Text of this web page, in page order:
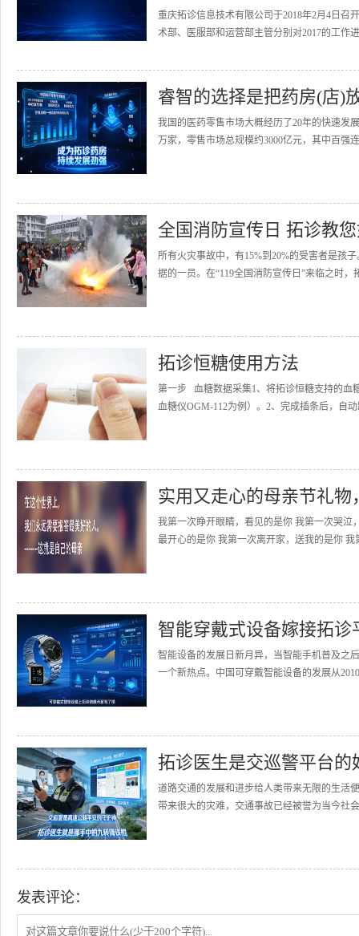
重庆拓诊信息技术有限公司于2018年2月4日召
术部、医服部和运营部主管分别对2017的工作
睿智的选择是把药房(店)
我国的医药零售市场大概经历了20年的快速发
万家，零售市场总规模约3000亿元，其中百强
全国消防宣传日 拓诊教
所有火灾事故中，有15%到20%的受害者是孩
据的一员。在“119全国消防宣传日”来临之时
拓诊恒糖使用方法
第一步 血糖数据采集1、将拓诊恒糖支持的血
血糖仪OGM-112为例）。2、完成插条后，自
实用又走心的母亲节礼
我第一次睁开眼睛，看见的是你 我第一次哭泣
最开心的是你 我第一次离开家，送我的是你
智能穿戴式设备嫁接拓
智能设备的发展日新月异，当智能手机普及之
一个新热点。中国可穿戴智能设备的发展从
拓诊医生是交巡警平台的
道路交通的发展和进步给人类带来无限的生活
带来很大的灾难，交通事故已经被誉为当今社
发表评论：